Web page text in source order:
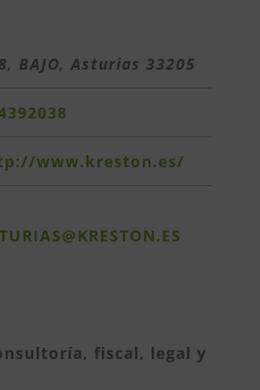
BAJO, Asturias 33205
www.kreston.es/
fiscal, legal y